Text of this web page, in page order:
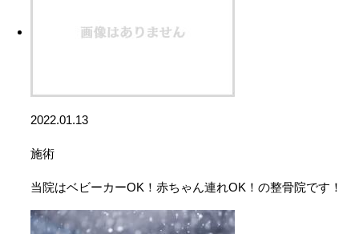
2022.01.13
施術
当院はベビーカーOK！赤ちゃん連れOK！の整骨院です！